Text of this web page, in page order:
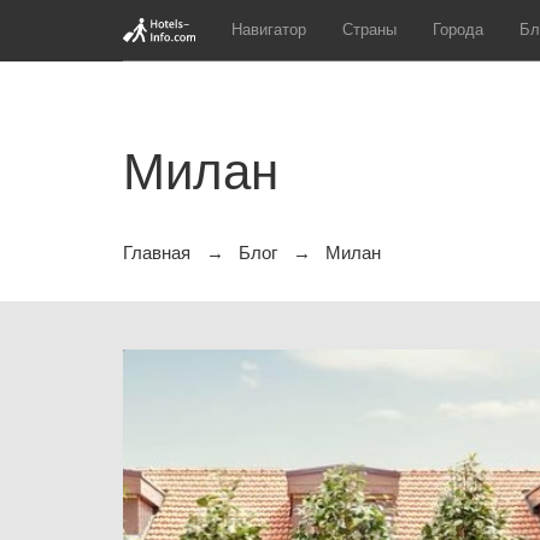
Навигатор Страны Города
Милан
Главная Блог Милан